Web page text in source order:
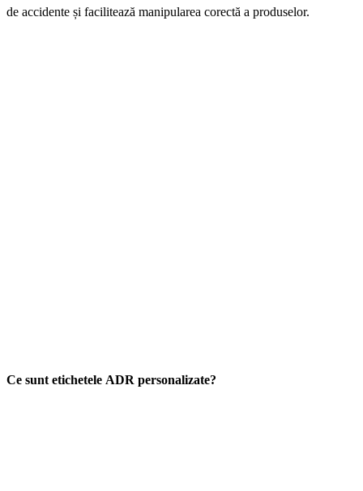
de accidente și facilitează manipularea corectă a produselor.
Ce sunt etichetele ADR personalizate?